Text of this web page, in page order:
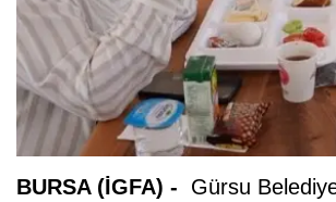
BURSA (İGFA) - Gürsu